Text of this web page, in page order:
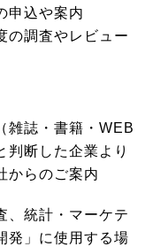
申込や案内
の調査やレビュー
雑誌・書籍・WEB
判断した企業より
からのご案内
、統計・マーケテ
発」に使用する場